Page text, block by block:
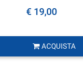
€ 19,00
ACQUISTA